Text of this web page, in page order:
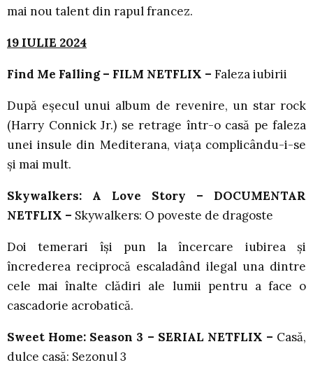
mai nou talent din rapul francez.
19 IULIE 2024
Find Me Falling – FILM NETFLIX – Faleza iubirii
După eșecul unui album de revenire, un star rock
(Harry Connick Jr.) se retrage într-o casă pe faleza
unei insule din Mediterana, viața complicându-i-se
și mai mult.
Skywalkers: A Love Story – DOCUMENTAR
NETFLIX – Skywalkers: O poveste de dragoste
Doi temerari își pun la încercare iubirea și
încrederea reciprocă escaladând ilegal una dintre
cele mai înalte clădiri ale lumii pentru a face o
cascadorie acrobatică.
Sweet Home: Season 3 – SERIAL NETFLIX – Casă,
dulce casă: Sezonul 3